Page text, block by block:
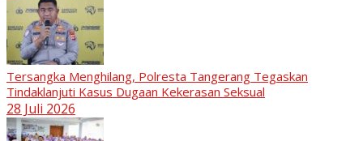
Tersangka Menghilang, Polresta Tangerang Tegaskan
Tindaklanjuti Kasus Dugaan Kekerasan Seksual
28 Juli 2026